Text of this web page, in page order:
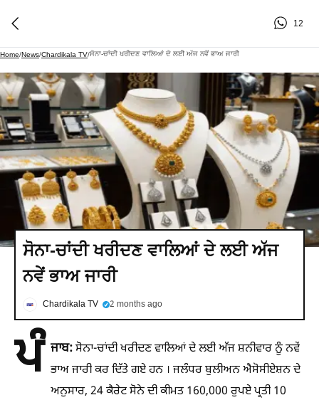
12
Home/News/Chardikala TV/ਸੋਨਾ-ਚਾਂਦੀ ਖਰੀਦਣ ਵਾਲਿਆਂ ਦੇ ਲਈ ਅੱਜ ਨਵੇਂ ਭਾਅ ਜਾਰੀ
ਸੋਨਾ-ਚਾਂਦੀ ਖਰੀਦਣ ਵਾਲਿਆਂ ਦੇ ਲਈ ਅੱਜ
ਨਵੇਂ ਭਾਅ ਜਾਰੀ
Chardikala TV 2 months ago
ਪੰ ਜਾਬ:ਸੋਨਾ-ਚਾਂਦੀ ਖਰੀਦਣ ਵਾਲਿਆਂ ਦੇ ਲਈ ਅੱਜ ਸ਼ਨੀਵਾਰ ਨੂੰ ਨਵੇਂ
ਭਾਅ ਜਾਰੀ ਕਰ ਦਿੱਤੇ ਗਏ ਹਨ । ਜਲੰਧਰ ਬੁਲੀਅਨ ਐਸੋਸੀਏਸ਼ਨ ਦੇ
ਅਨੁਸਾਰ, 24 ਕੈਰੇਟ ਸੋਨੇ ਦੀ ਕੀਮਤ 160,000 ਰੁਪਏ ਪ੍ਰਤੀ 10